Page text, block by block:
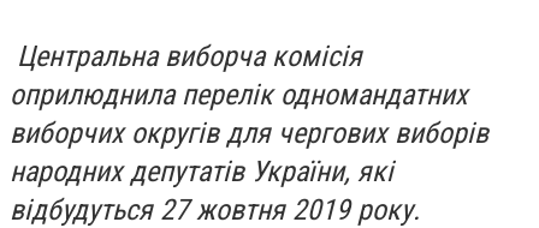
Центральна виборча комісія
оприлюднила перелік одномандатних
виборчих округів для чергових виборів
народних депутатів України, які
відбудуться 27 жовтня 2019 року.